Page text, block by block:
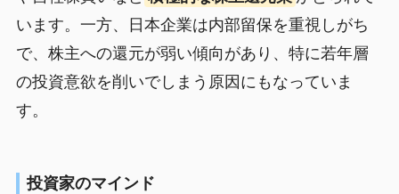
います。一方、日本企業は内部留保を重視しがち
で、株主への還元が弱い傾向があり、特に若年層
の投資意欲を削いでしまう原因にもなっていま
す。
投資家のマインド